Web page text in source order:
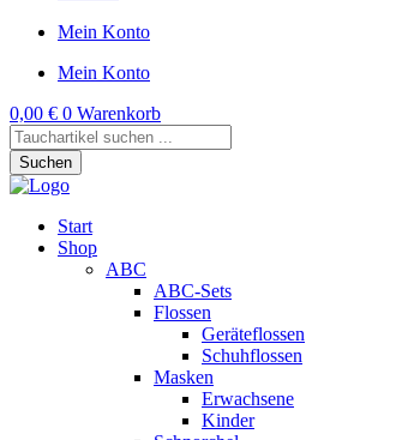
Mein Konto
Mein Konto
0,00 € 0 Warenkorb
Products
search
Suchen
Start
Shop
ABC
ABC-Sets
Flossen
Geräteflossen
Schuhflossen
Masken
Erwachsene
Kinder